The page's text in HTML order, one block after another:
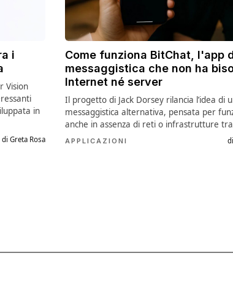
i
Vision
in
di Greta Rosa
Come funziona BitChat, l'app
messaggistica che non ha
Internet né server
Il progetto di Jack Dorsey rilancia l’idea di
messaggistica alternativa, pensata per
anche in assenza di reti o infrastrutture
APPLICAZIONI